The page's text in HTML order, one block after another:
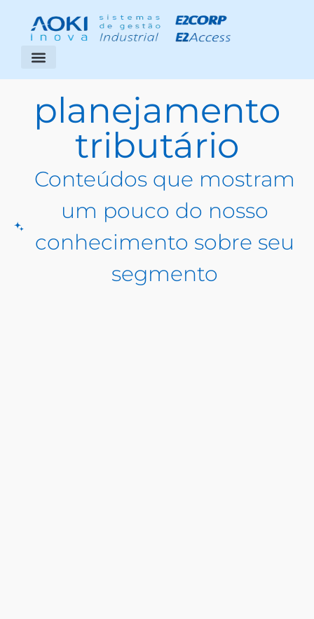
planejamento
tributário
Conteúdos que mostram
um pouco do nosso
conhecimento sobre seu
segmento